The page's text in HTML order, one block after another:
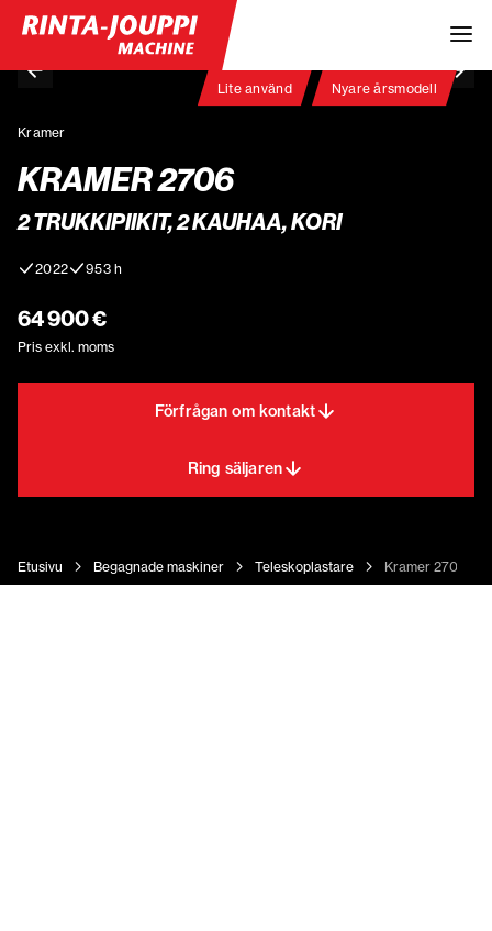
Lite använd Nyare årsmodell
Kramer
KRAMER 2706
2 TRUKKIPIIKIT, 2 KAUHAA, KORI
2022 953 h
64 900 €
Pris exkl. moms
Förfrågan om kontakt
Ring säljaren
Etusivu Begagnade maskiner Teleskoplastare Kramer 2706